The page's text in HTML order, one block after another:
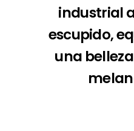
industrial
escupido,
una